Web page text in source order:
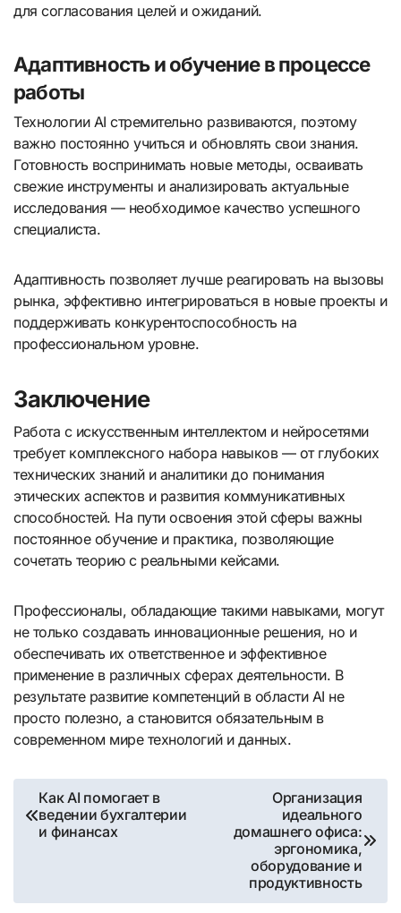
для согласования целей и ожиданий.
Адаптивность и обучение в процессе
работы
Технологии AI стремительно развиваются, поэтому
важно постоянно учиться и обновлять свои знания.
Готовность воспринимать новые методы, осваивать
свежие инструменты и анализировать актуальные
исследования — необходимое качество успешного
специалиста.
Адаптивность позволяет лучше реагировать на вызовы
рынка, эффективно интегрироваться в новые проекты и
поддерживать конкурентоспособность на
профессиональном уровне.
Заключение
Работа с искусственным интеллектом и нейросетями
требует комплексного набора навыков — от глубоких
технических знаний и аналитики до понимания
этических аспектов и развития коммуникативных
способностей. На пути освоения этой сферы важны
постоянное обучение и практика, позволяющие
сочетать теорию с реальными кейсами.
Профессионалы, обладающие такими навыками, могут
не только создавать инновационные решения, но и
обеспечивать их ответственное и эффективное
применение в различных сферах деятельности. В
результате развитие компетенций в области AI не
просто полезно, а становится обязательным в
современном мире технологий и данных.
Навигация
по
Как AI помогает в
ведении бухгалтерии
и финансах
Организация
идеального
домашнего офиса:
эргономика,
оборудование и
продуктивность